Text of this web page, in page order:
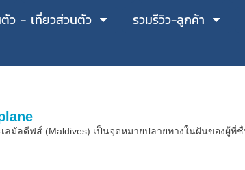
ว - เที่ยวส่วนตัว รวมรีวิว-ลูกค้า
มัลดีฟส์ (Maldives) เป็นจุดหมายปลายทางในฝันของผู้ที่ชื่